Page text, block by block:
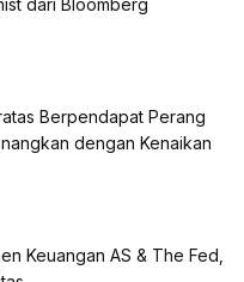
dari Bloomberg
Berpendapat Perang
dengan Kenaikan
Keuangan AS & The Fed,